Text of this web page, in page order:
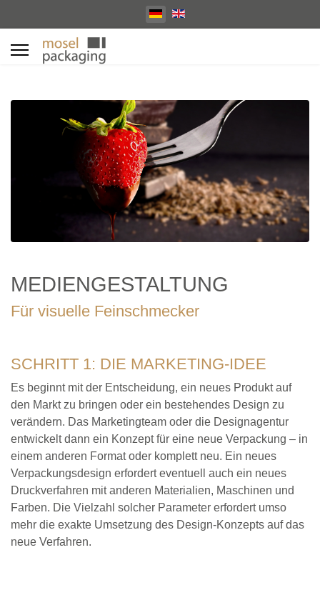
Select your language
MEDIENGESTALTUNG
Für visuelle Feinschmecker
SCHRITT 1: DIE MARKETING-IDEE
Es beginnt mit der Entscheidung, ein neues Produkt auf
den Markt zu bringen oder ein bestehendes Design zu
verändern. Das Marketingteam oder die Designagentur
entwickelt dann ein Konzept für eine neue Verpackung – in
einem anderen Format oder komplett neu. Ein neues
Verpackungsdesign erfordert eventuell auch ein neues
Druckverfahren mit anderen Materialien, Maschinen und
Farben. Die Vielzahl solcher Parameter erfordert umso
mehr die exakte Umsetzung des Design-Konzepts auf das
neue Verfahren.